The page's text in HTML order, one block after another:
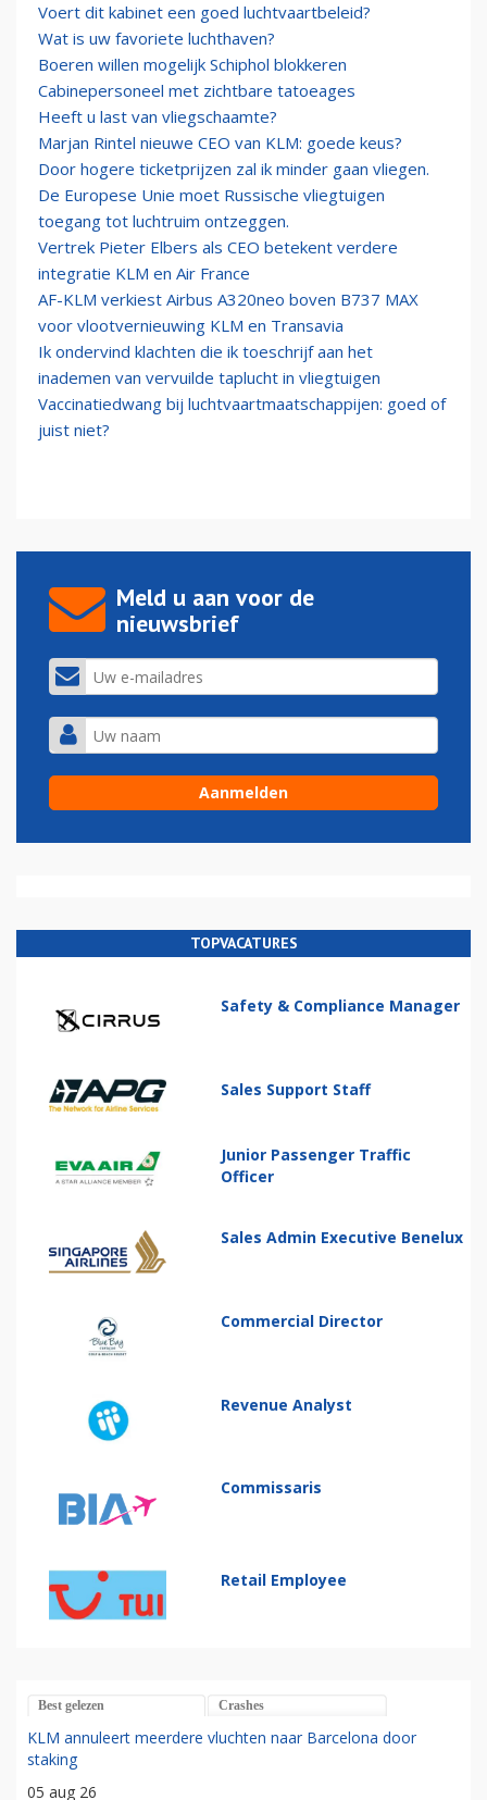
Voert dit kabinet een goed luchtvaartbeleid?
Wat is uw favoriete luchthaven?
Boeren willen mogelijk Schiphol blokkeren
Cabinepersoneel met zichtbare tatoeages
Heeft u last van vliegschaamte?
Marjan Rintel nieuwe CEO van KLM: goede keus?
Door hogere ticketprijzen zal ik minder gaan vliegen.
De Europese Unie moet Russische vliegtuigen
toegang tot luchtruim ontzeggen.
Vertrek Pieter Elbers als CEO betekent verdere
integratie KLM en Air France
AF-KLM verkiest Airbus A320neo boven B737 MAX
voor vlootvernieuwing KLM en Transavia
Ik ondervind klachten die ik toeschrijf aan het
inademen van vervuilde taplucht in vliegtuigen
Vaccinatiedwang bij luchtvaartmaatschappijen: goed of
juist niet?
Meld u aan voor de
nieuwsbrief
TOPVACATURES
Safety & Compliance Manager
Sales Support Staff
Junior Passenger Traffic
Officer
Sales Admin Executive Benelux
Commercial Director
Revenue Analyst
Commissaris
Retail Employee
Best gelezen Crashes
KLM annuleert meerdere vluchten naar Barcelona door
staking
05 aug 26